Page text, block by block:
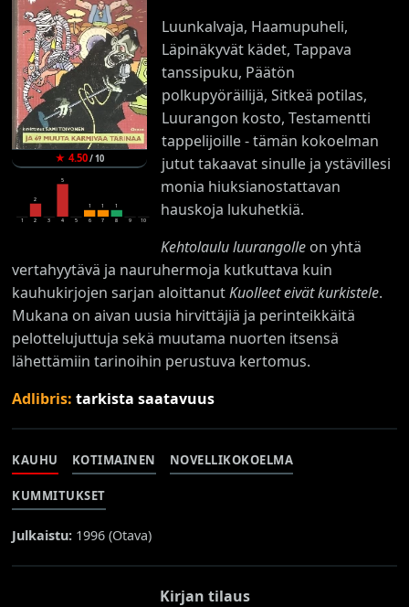
★4.50/10
1
2
2 3
5
4 5
1
6
1
7
1
8 9 10
Luunkalvaja, Haamupuheli,
Läpinäkyvät kädet, Tappava
tanssipuku, Päätön
polkupyöräilijä, Sitkeä potilas,
Luurangon kosto, Testamentti
tappelijoille - tämän kokoelman
jutut takaavat sinulle ja ystävillesi
monia hiuksianostattavan
hauskoja lukuhetkiä.
Kehtolaulu luurangolleon yhtä
vertahyytävä ja nauruhermoja kutkuttava kuin
kauhukirjojen sarjan aloittanutKuolleet eivät kurkistele.
Mukana on aivan uusia hirvittäjiä ja perinteikkäitä
pelottelujuttuja sekä muutama nuorten itsensä
lähettämiin tarinoihin perustuva kertomus.
Adlibris:tarkista saatavuus
KAUHU KOTIMAINEN NOVELLIKOKOELMA
KUMMITUKSET
Julkaistu: 1996 (Otava)
Kirjan tilaus